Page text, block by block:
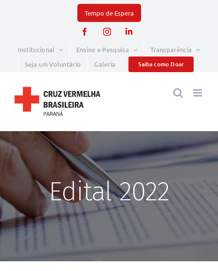
FacebookInstagramLinkedIn
Institucional Ensino e Pesquisa
Transparência
Seja um Voluntário
Galeria Saiba como Doar
Edital 2022